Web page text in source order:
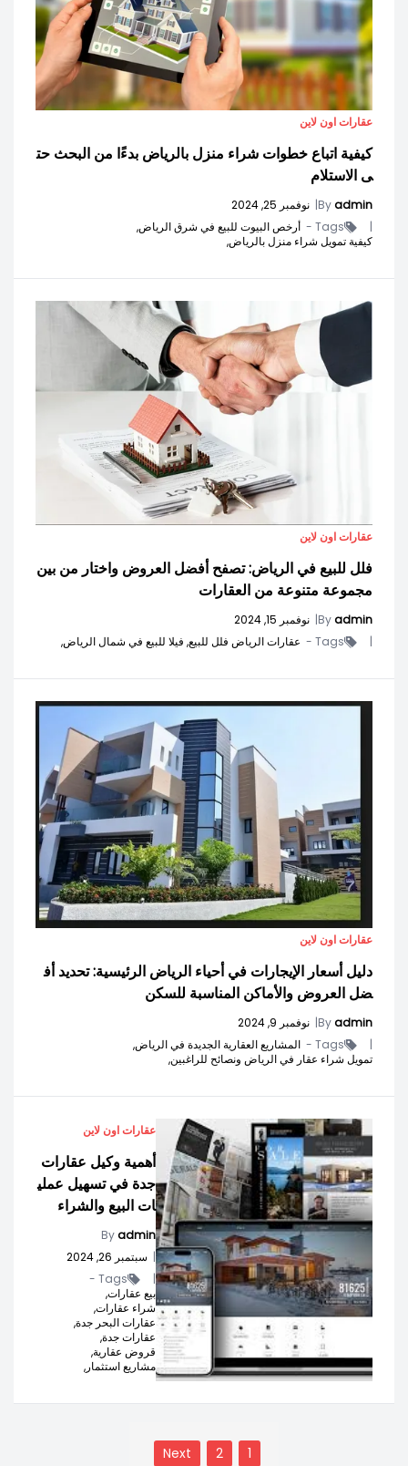
عقارات اون لاين
كيفية اتباع خطوات شراء منزل بالرياض بدءًا من البحث حت
ى الاستلام
Byadmin
| نوفمبر 25, 2024
|
Tags -
أرخص البيوت للبيع في شرق الرياض,
كيفية تمويل شراء منزل بالرياض,
عقارات اون لاين
فلل للبيع في الرياض: تصفح أفضل العروض واختار من بين
مجموعة متنوعة من العقارات
Byadmin
| نوفمبر 15, 2024
|
Tags - عقارات الرياض فلل للبيع, فيلا للبيع في شمال الرياض,
عقارات اون لاين
دليل أسعار الإيجارات في أحياء الرياض الرئيسية: تحديد أف
ضل العروض والأماكن المناسبة للسكن
Byadmin
| نوفمبر 9, 2024
|
Tags -
المشاريع العقارية الجديدة في الرياض,
تمويل شراء عقار في الرياض ونصائح للراغبين,
عقارات اون لاين
أهمية وكيل عقارات
جدة في تسهيل عملي
ات البيع والشراء
Byadmin
| سبتمبر 26, 2024
|
Tags -
بيع عقارات,
شراء عقارات,
عقارات البحر جدة,
عقارات جدة,
قروض عقارية,
مشاريع استثمار,
صفحات
1
2
Next